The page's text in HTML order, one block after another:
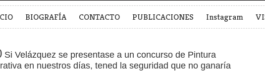
BIOGRAFÍA CONTACTO PUBLICACIONES Instagram
Si Velázquez se presentase a un concurso de Pintura
en nuestros días, tened la seguridad que no ganaría